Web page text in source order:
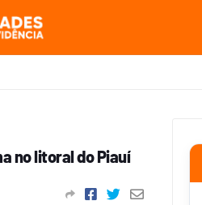
no litoral do Piauí